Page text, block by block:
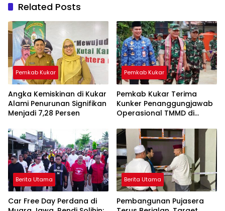
Related Posts
Pemkab Kukar
Angka Kemiskinan di Kukar
Alami Penurunan Signifikan
Menjadi 7,28 Persen
Pemkab Kukar
Pemkab Kukar Terima
Kunker Penanggungjawab
Operasional TMMD di
Seberang
Berita Utama
Car Free Day Perdana di
Berita Utama
Pembangunan Pujasera